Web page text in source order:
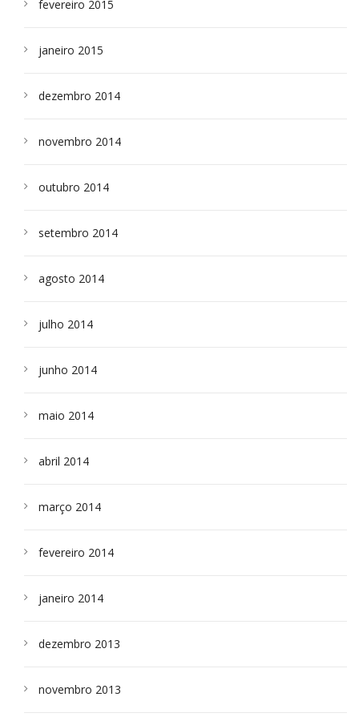
fevereiro 2015
janeiro 2015
dezembro 2014
novembro 2014
outubro 2014
setembro 2014
agosto 2014
julho 2014
junho 2014
maio 2014
abril 2014
março 2014
fevereiro 2014
janeiro 2014
dezembro 2013
novembro 2013